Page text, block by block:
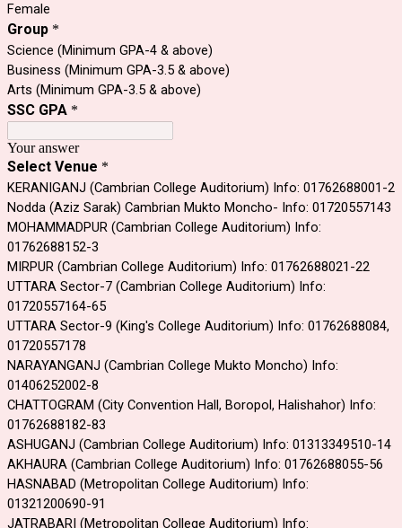
Female
Group *
Science (Minimum GPA-4 & above)
Business (Minimum GPA-3.5 & above)
Arts (Minimum GPA-3.5 & above)
SSC GPA *
Your answer
Select Venue *
KERANIGANJ (Cambrian College Auditorium) Info: 01762688001-2
Nodda (Aziz Sarak) Cambrian Mukto Moncho- Info: 01720557143
MOHAMMADPUR (Cambrian College Auditorium) Info:
01762688152-3
MIRPUR (Cambrian College Auditorium) Info: 01762688021-22
UTTARA Sector-7 (Cambrian College Auditorium) Info:
01720557164-65
UTTARA Sector-9 (King's College Auditorium) Info: 01762688084,
01720557178
NARAYANGANJ (Cambrian College Mukto Moncho) Info:
01406252002-8
CHATTOGRAM (City Convention Hall, Boropol, Halishahor) Info:
01762688182-83
ASHUGANJ (Cambrian College Auditorium) Info: 01313349510-14
AKHAURA (Cambrian College Auditorium) Info: 01762688055-56
HASNABAD (Metropolitan College Auditorium) Info:
01321200690-91
JATRABARI (Metropolitan College Auditorium) Info: